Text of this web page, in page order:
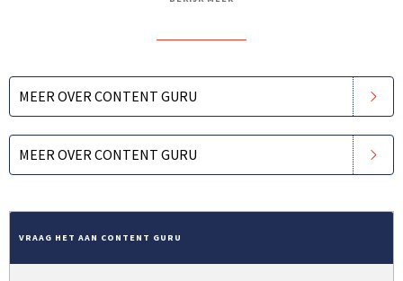
MEER OVER CONTENT GURU
MEER OVER CONTENT GURU
VRAAG HET AAN CONTENT GURU